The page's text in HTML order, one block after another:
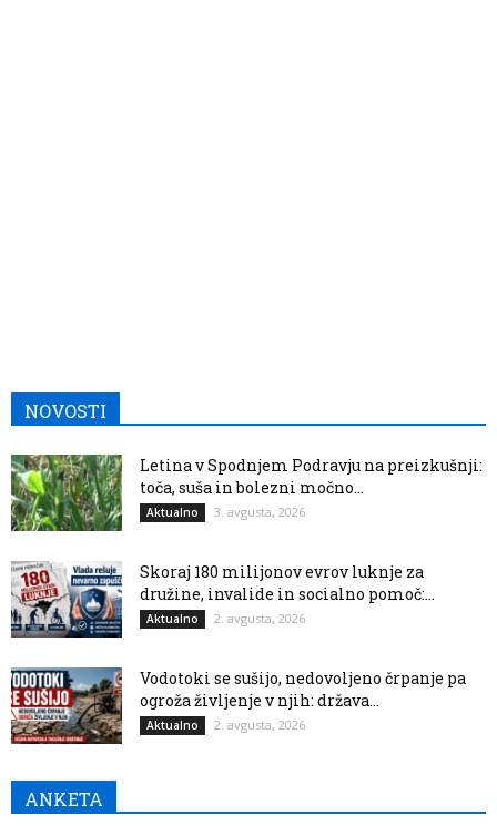
NOVOSTI
Letina v Spodnjem Podravju na preizkušnji:
toča, suša in bolezni močno...
Aktualno 3. avgusta, 2026
Skoraj 180 milijonov evrov luknje za
družine, invalide in socialno pomoč:...
Aktualno 2. avgusta, 2026
Vodotoki se sušijo, nedovoljeno črpanje pa
ogroža življenje v njih: država...
Aktualno 2. avgusta, 2026
ANKETA